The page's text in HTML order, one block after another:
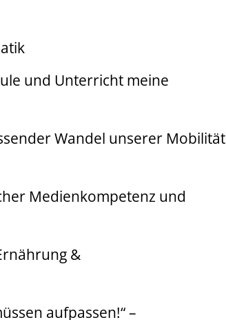
und Unterricht meine
Wandel unserer Mobilität
Medienkompetenz und
&
aufpassen!“ –